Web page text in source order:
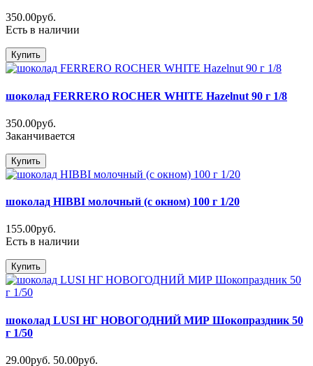
350.00руб.
Есть в наличии
Купить
шоколад FERRERO ROCHER WHITE Hazelnut 90 г 1/8
350.00руб.
Заканчивается
Купить
шоколад HIBBI молочный (с окном) 100 г 1/20
155.00руб.
Есть в наличии
Купить
шоколад LUSI НГ НОВОГОДНИЙ МИР Шокопраздник 50
г 1/50
29.00руб. 50.00руб.